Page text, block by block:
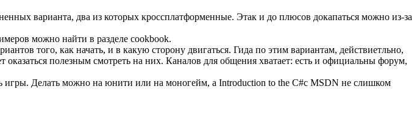
варианта, два из которых кроссплатформенные. Этак и до плюсов докапаться можно из-за
можно найти в разделе cookbook.
того, как начать, и в какую сторону двигаться. Гида по этим вариантам, действиетльно,
полезным смотреть на них. Каналов для общения хватает: есть и официальны форум,
Делать можно на юнити или на моногейм, а Introduction to the C#с MSDN не слишком